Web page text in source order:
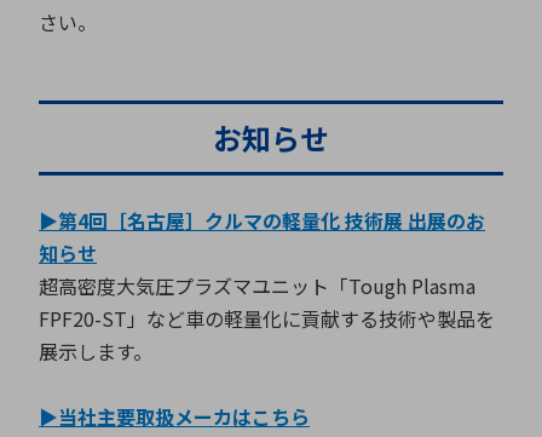
さい。
お知らせ
▶第4回［名古屋］クルマの軽量化 技術展 出展のお
知らせ
超高密度大気圧プラズマユニット「Tough Plasma
FPF20-ST」など車の軽量化に貢献する技術や製品を
展示します。
▶当社主要取扱メーカはこちら